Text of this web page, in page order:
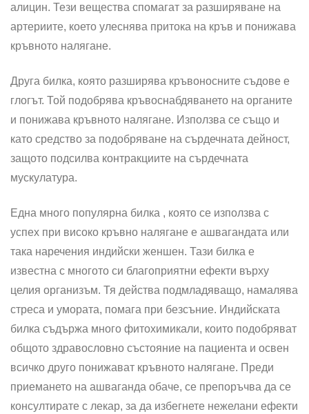
алицин. Тези вещества спомагат за разширяване на
артериите, което улеснява притока на кръв и понижава
кръвното налягане.
Друга билка, която разширява кръвоносните съдове е
глогът. Той подобрява кръвоснабдяването на органите
и понижава кръвното налягане. Използва се също и
като средство за подобряване на сърдечната дейност,
защото подсилва контракциите на сърдечната
мускулатура.
Една много популярна билка , която се използва с
успех при високо кръвно налягане е ашвагандата или
така наречения индийски женшен. Тази билка е
известна с многото си благоприятни ефекти върху
целия организъм. Тя действа подмладяващо, намалява
стреса и умората, помага при безсъние. Индийската
билка съдържа много фитохимикали, които подобряват
общото здравословно състояние на пациента и освен
всичко друго понижават кръвното налягане. Преди
приемането на ашваганда обаче, се препоръчва да се
консултирате с лекар, за да избегнете нежелани ефекти